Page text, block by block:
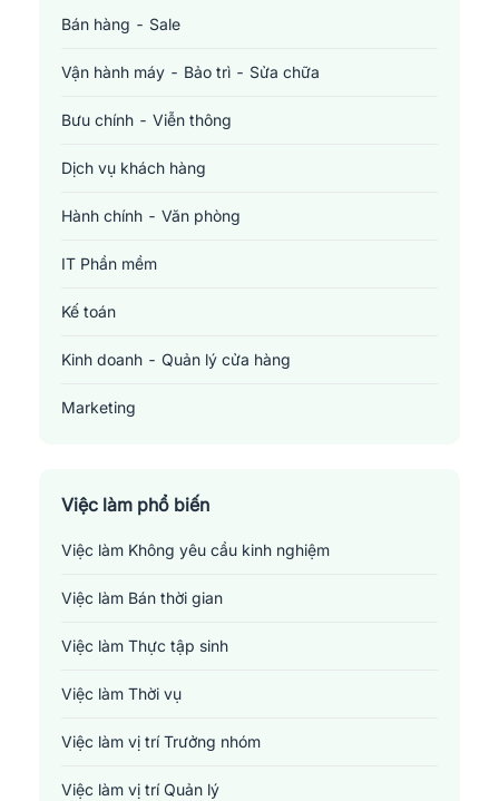
Việc làm Cần Thơ
Bán hàng - Sale
Vận hành máy - Bảo trì - Sửa chữa
Bưu chính - Viễn thông
Dịch vụ khách hàng
Hành chính - Văn phòng
IT Phần mềm
Kế toán
Kinh doanh - Quản lý cửa hàng
Marketing
Tài chính - Đầu tư - Chứng khoán
Xây dựng
Y tế - Chăm sóc sức khỏe
Việc làm phổ biến
Việc làm Không yêu cầu kinh nghiệm
Việc làm Bán thời gian
Việc làm Thực tập sinh
Việc làm Thời vụ
Việc làm vị trí Trưởng nhóm
Việc làm vị trí Quản lý